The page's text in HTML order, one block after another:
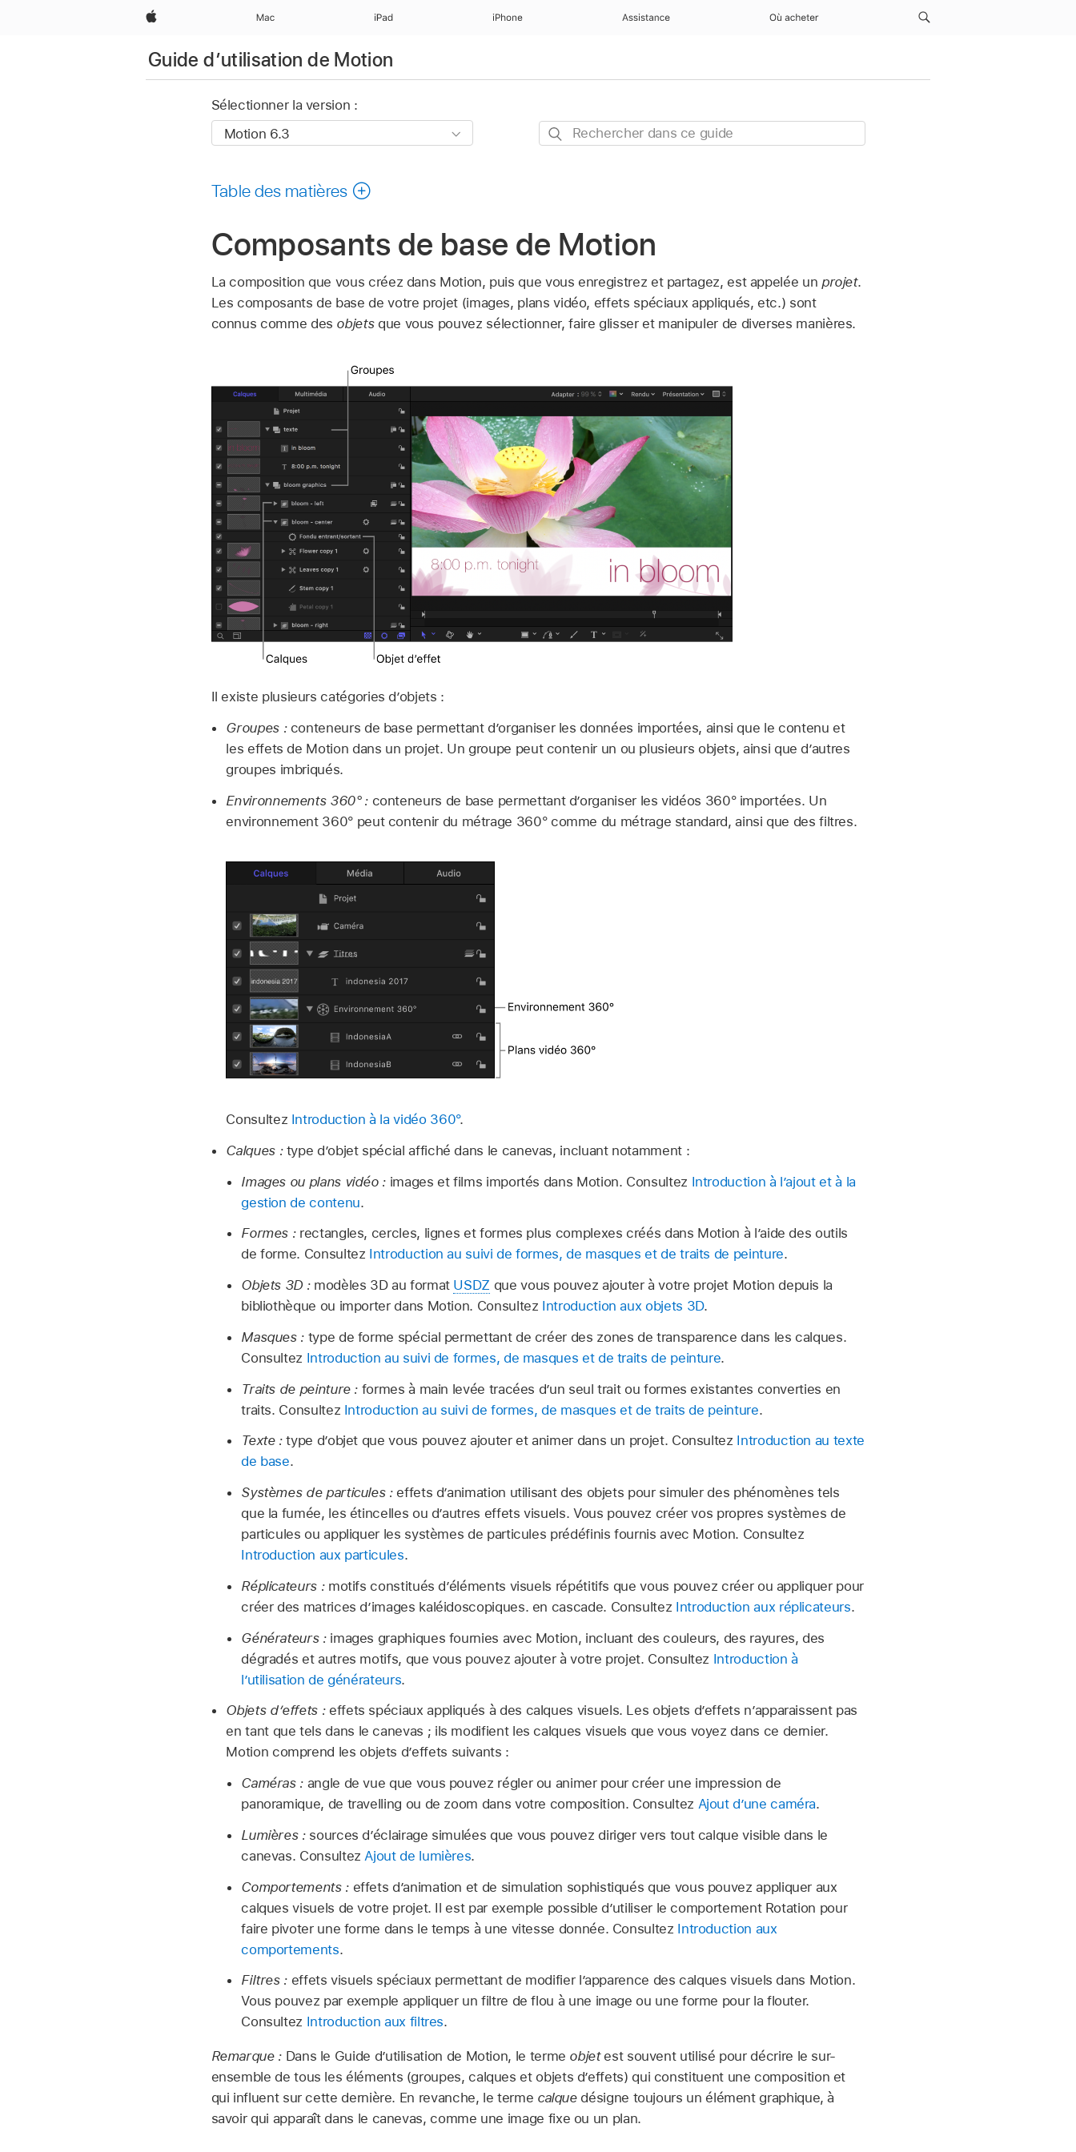
Apple Mac iPad iPhone Assistance Où acheter
Guide d’utilisation de Motion
Sélectionner la version :
Rechercher
Table des matières
Composants de base de Motion
La composition que vous créez dans Motion, puis que vous enregistrez et partagez, est appelée un projet.
Les composants de base de votre projet (images, plans vidéo, effets spéciaux appliqués, etc.) sont
connus comme des objetsque vous pouvez sélectionner, faire glisser et manipuler de diverses manières.
Il existe plusieurs catégories d’objets :
Groupes :conteneurs de base permettant d’organiser les données importées, ainsi que le contenu et
les effets de Motion dans un projet. Un groupe peut contenir un ou plusieurs objets, ainsi que d’autres
groupes imbriqués.
Environnements 360° :conteneurs de base permettant d’organiser les vidéos 360° importées. Un
environnement 360° peut contenir du métrage 360° comme du métrage standard, ainsi que des filtres.
Consultez Introduction à la vidéo 360°.
Calques :type d’objet spécial affiché dans le canevas, incluant notamment :
Images ou plans vidéo : images et films importés dans Motion. Consultez Introduction à l’ajout et à la
gestion de contenu.
Formes :rectangles, cercles, lignes et formes plus complexes créés dans Motion à l’aide des outils
de forme. Consultez Introduction au suivi de formes, de masques et de traits de peinture.
Objets 3D :modèles 3D au format USDZ que vous pouvez ajouter à votre projet Motion depuis la
bibliothèque ou importer dans Motion. Consultez Introduction aux objets 3D.
Masques : type de forme spécial permettant de créer des zones de transparence dans les calques.
Consultez Introduction au suivi de formes, de masques et de traits de peinture.
Traits de peinture : formes à main levée tracées d’un seul trait ou formes existantes converties en
traits. Consultez Introduction au suivi de formes, de masques et de traits de peinture.
Texte :type d’objet que vous pouvez ajouter et animer dans un projet. Consultez Introduction au texte
de base.
Systèmes de particules :effets d’animation utilisant des objets pour simuler des phénomènes tels
que la fumée, les étincelles ou d’autres effets visuels. Vous pouvez créer vos propres systèmes de
particules ou appliquer les systèmes de particules prédéfinis fournis avec Motion. Consultez
Introduction aux particules.
Réplicateurs :motifs constitués d’éléments visuels répétitifs que vous pouvez créer ou appliquer pour
créer des matrices d’images kaléidoscopiques. en cascade. Consultez Introduction aux réplicateurs.
Générateurs :images graphiques fournies avec Motion, incluant des couleurs, des rayures, des
dégradés et autres motifs, que vous pouvez ajouter à votre projet. Consultez Introduction à
l’utilisation de générateurs.
Objets d’effets :effets spéciaux appliqués à des calques visuels. Les objets d’effets n’apparaissent pas
en tant que tels dans le canevas ; ils modifient les calques visuels que vous voyez dans ce dernier.
Motion comprend les objets d’effets suivants :
Caméras : angle de vue que vous pouvez régler ou animer pour créer une impression de
panoramique, de travelling ou de zoom dans votre composition. Consultez Ajout d’une caméra.
Lumières :sources d’éclairage simulées que vous pouvez diriger vers tout calque visible dans le
canevas. Consultez Ajout de lumières.
Comportements :effets d’animation et de simulation sophistiqués que vous pouvez appliquer aux
calques visuels de votre projet. Il est par exemple possible d’utiliser le comportement Rotation pour
faire pivoter une forme dans le temps à une vitesse donnée. Consultez Introduction aux
comportements.
Filtres : effets visuels spéciaux permettant de modifier l’apparence des calques visuels dans Motion.
Vous pouvez par exemple appliquer un filtre de flou à une image ou une forme pour la flouter.
Consultez Introduction aux filtres.
Remarque : Dans le Guide d’utilisation de Motion, le terme objetest souvent utilisé pour décrire le sur-
ensemble de tous les éléments (groupes, calques et objets d’effets) qui constituent une composition et
qui influent sur cette dernière. En revanche, le terme calquedésigne toujours un élément graphique, à
savoir qui apparaît dans le canevas, comme une image fixe ou un plan.